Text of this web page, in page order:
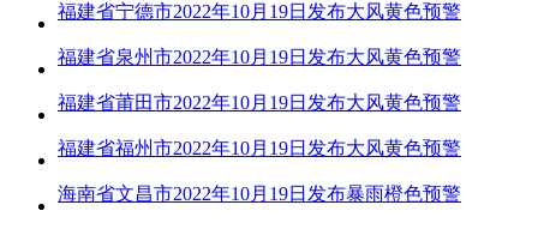
福建省宁德市2022年10月19日发布大风黄色预警
福建省泉州市2022年10月19日发布大风黄色预警
福建省莆田市2022年10月19日发布大风黄色预警
福建省福州市2022年10月19日发布大风黄色预警
海南省文昌市2022年10月19日发布暴雨橙色预警